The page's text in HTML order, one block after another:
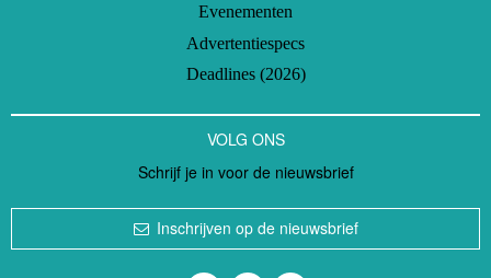
Evenementen
Advertentiespecs
Deadlines (2026)
VOLG ONS
Schrijf je in voor de nieuwsbrief
Inschrijven op de nieuwsbrief